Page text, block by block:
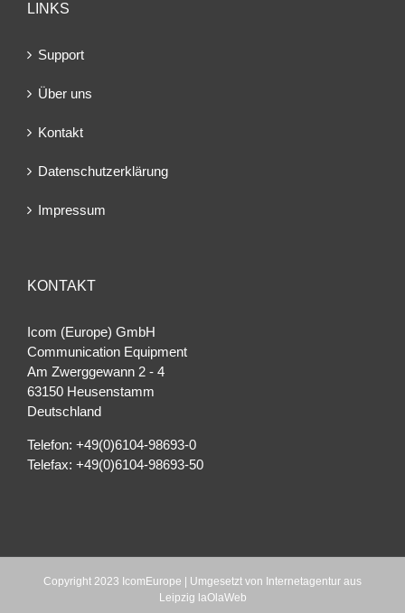
LINKS
Support
Über uns
Kontakt
Datenschutzerklärung
Impressum
KONTAKT
Icom (Europe) GmbH
Communication Equipment
Am Zwerggewann 2 ‐ 4
63150 Heusenstamm
Deutschland
Telefon: +49(0)6104-98693-0
Telefax: +49(0)6104-98693-50
Copyright 2023 IcomEurope | Umgesetzt von Internetagentur aus
Leipzig laOlaWeb